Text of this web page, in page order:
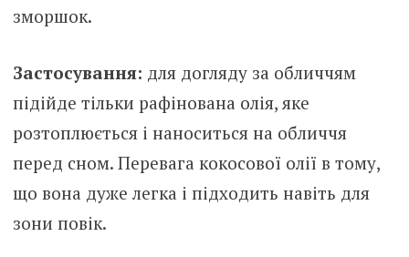
зморшок.
Застосування: для догляду за обличчям
підійде тільки рафінована олія, яке
розтоплюється і наноситься на обличчя
перед сном. Перевага кокосової олії в тому,
що вона дуже легка і підходить навіть для
зони повік.